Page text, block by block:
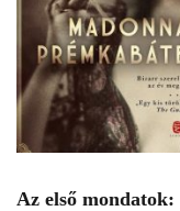
Az első mondatok: